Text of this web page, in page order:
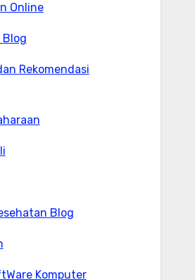
Online
Blog
Rekomendasi
Blog
Komputer